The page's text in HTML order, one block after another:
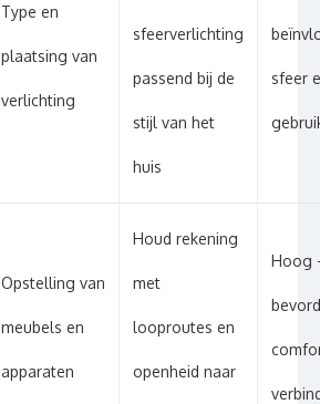
Type en
plaatsing van
verlichting
sfeerverlichting
passend bij de
stijl van het
huis
sfeer
Opstelling van
meubels en
apparaten
Houd rekening
met
looproutes en
openheid naar
Hoog